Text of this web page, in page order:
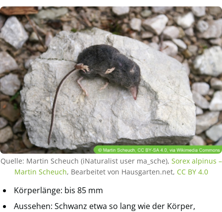
Quelle: Martin Scheuch (iNaturalist user ma_sche), Sorex alpinus –
Martin Scheuch, Bearbeitet von Hausgarten.net, CC BY 4.0
Körperlänge: bis 85 mm
Aussehen: Schwanz etwa so lang wie der Körper,